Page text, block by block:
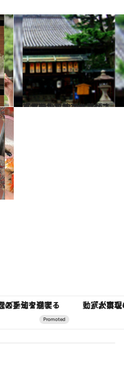
2012.9.19
「ホテル日航プリンセス京都」から12のお薬師さんを巡礼する
旅＆お出かけ
「大事なのは地域の意識を変えること」。ロレックス賞受賞の自然保護活動家が実現させたナイジェリアの自然環境の復活 ヴァシュロン・コンスタンタ